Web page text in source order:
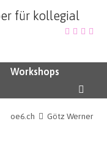
für kollegial
Workshops
oe6.ch Götz Werner